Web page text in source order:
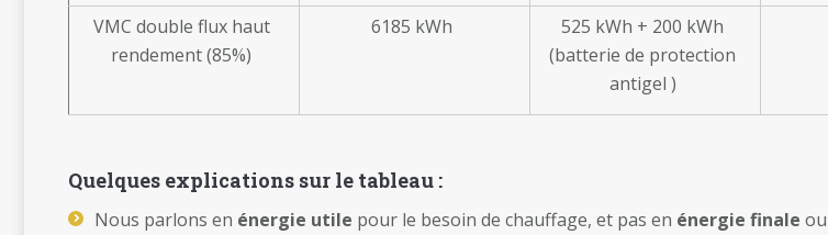
VMC double flux haut
rendement (85%)
6185 kWh
525 kWh + 200 kWh
(batterie de protection
antigel )
Quelques explications sur le tableau :
Nous parlons en énergie utile pour le besoin de chauffage, et pas en énergie finale ou